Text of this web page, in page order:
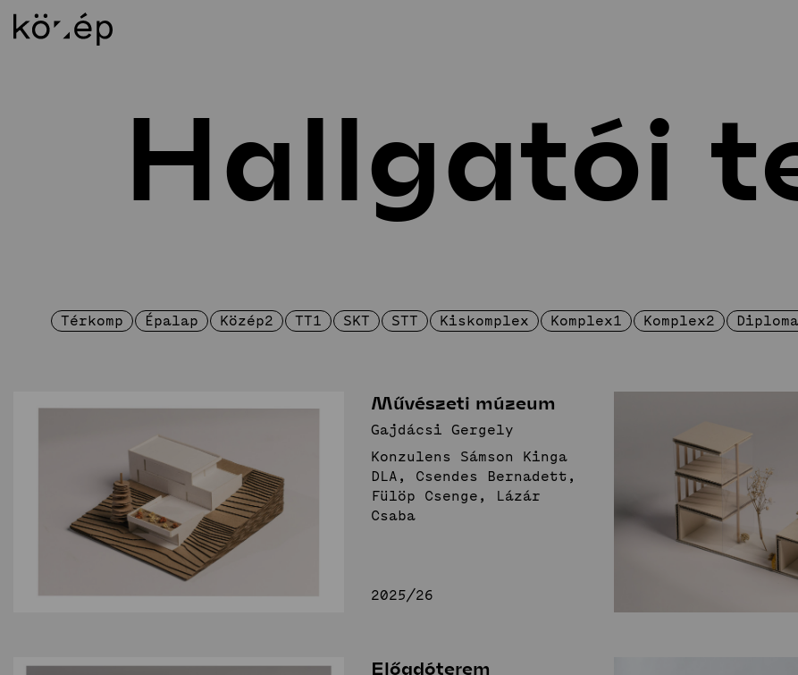
Rólunk
Küldetésnyilatkozat
Oktatás
Osztatlan képzés
BSc-képzés
MSc-képzés
Alkotás
Hallgatói tervek
Művészeti TDK
Építészet és
emlékezet
Stúdió
Hírek
Hallgatói tervek
Fenntartható
közösségek
Projektek
Publikációk
Hallgatói
Térkomp Épalap Közép2 TT1 SKT STT Kiskomplex Komplex1 Komplex2 Diploma
Művészeti múzeum
Gajdácsi Gergely
Konzulens Sámson Kinga
DLA, Csendes Bernadett,
Fülöp Csenge, Lázár
Csaba
2025/26
Előadóterem